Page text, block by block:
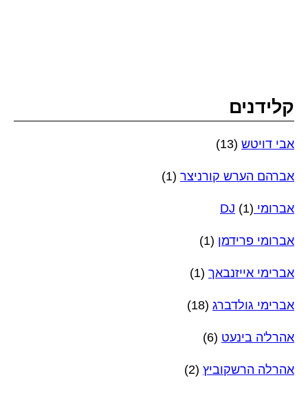
קלידנים
אבי דויטש (13)
אברהם הערש קורניצר (1)
אברומי DJ (1)
אברומי פרידמן (1)
אברימי אייזנבאך (1)
אברימי גולדברג (18)
אהרל'ה בינעט (6)
אהרלה הרשקוביץ (2)